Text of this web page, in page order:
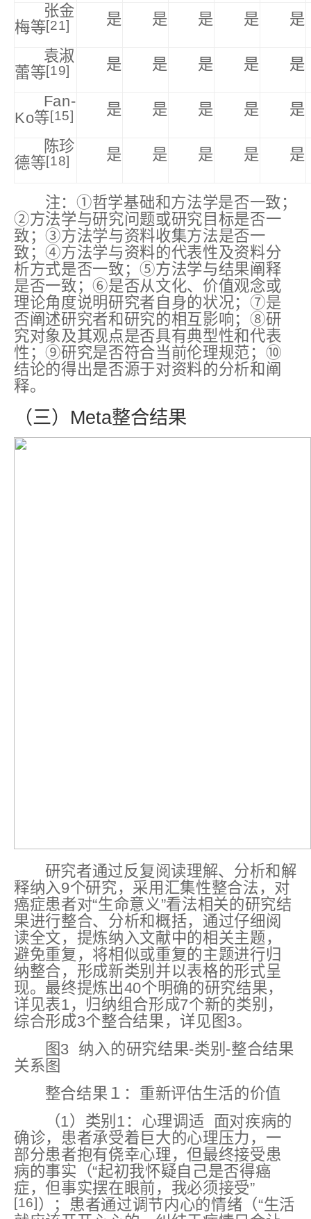
张金
梅等[21] 是 是 是 是 是
袁淑
蕾等[19] 是 是 是 是 是
Fan-
Ko等[15] 是 是 是 是 是
陈珍
德等[18] 是 是 是 是 是
注：①哲学基础和方法学是否一致；
②方法学与研究问题或研究目标是否一
致；③方法学与资料收集方法是否一
致；④方法学与资料的代表性及资料分
析方式是否一致；⑤方法学与结果阐释
是否一致；⑥是否从文化、价值观念或
理论角度说明研究者自身的状况；⑦是
否阐述研究者和研究的相互影响；⑧研
究对象及其观点是否具有典型性和代表
性；⑨研究是否符合当前伦理规范；⑩
结论的得出是否源于对资料的分析和阐
释。
（三）Meta整合结果
研究者通过反复阅读理解、分析和解
释纳入9个研究，采用汇集性整合法，对
癌症患者对“生命意义”看法相关的研究结
果进行整合、分析和概括，通过仔细阅
读全文，提炼纳入文献中的相关主题，
避免重复，将相似或重复的主题进行归
纳整合，形成新类别并以表格的形式呈
现。最终提炼出40个明确的研究结果，
详见表1，归纳组合形成7个新的类别，
综合形成3个整合结果，详见图3。
图3 纳入的研究结果-类别-整合结果
关系图
整合结果１：重新评估生活的价值
（1）类别1：心理调适 面对疾病的
确诊，患者承受着巨大的心理压力，一
部分患者抱有侥幸心理，但最终接受患
病的事实（“起初我怀疑自己是否得癌
症，但事实摆在眼前，我必须接受”
[16]）；患者通过调节内心的情绪（“生活